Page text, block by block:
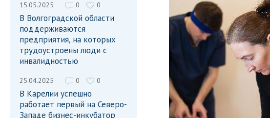
15.05.2025 0 0
В Волгоградской области
поддерживаются
предприятия, на которых
трудоустроены люди с
инвалидностью
25.04.2025 0 0
В Карелии успешно
работает первый на Северо-
Западе бизнес-инкубатор